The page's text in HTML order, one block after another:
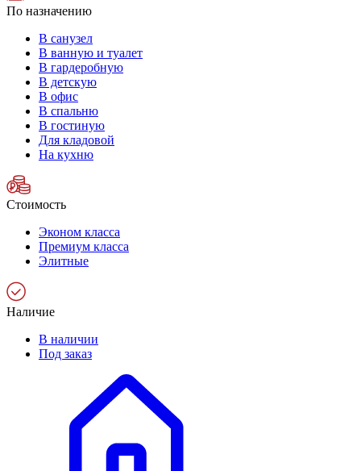
По назначению
В санузел
В ванную и туалет
В гардеробную
В детскую
В офис
В спальню
В гостиную
Для кладовой
На кухню
Стоимость
Эконом класса
Премиум класса
Элитные
Наличие
В наличии
Под заказ